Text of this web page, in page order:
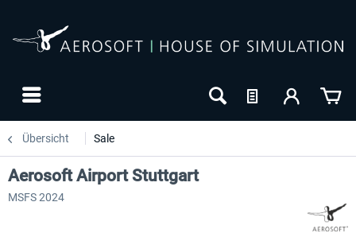
Übersicht Sale
Aerosoft Airport Stuttgart
MSFS 2024